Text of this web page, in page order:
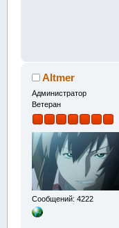
Altmer
Администратор
Ветеран
Сообщений: 4222